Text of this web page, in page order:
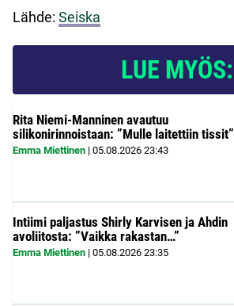
Lähde: Seiska
LUE MYÖS:
Rita Niemi-Manninen avautuu
silikonirinnoistaan: ”Mulle laitettiin tissit”
Emma Miettinen | 05.08.2026 23:43
Intiimi paljastus Shirly Karvisen ja Ahdin
avoliitosta: ”Vaikka rakastan…”
Emma Miettinen | 05.08.2026 23:35